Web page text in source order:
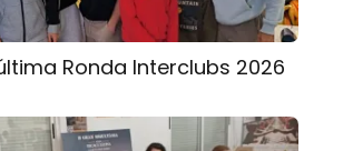
Ronda Interclubs 2026